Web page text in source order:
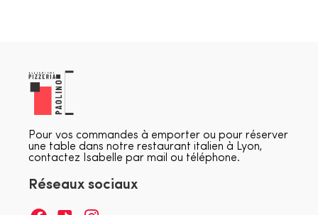
Réseaux sociaux
Pour vos commandes à emporter ou pour réserver
une table dans notre restaurant italien à Lyon,
contactez Isabelle par mail ou téléphone.